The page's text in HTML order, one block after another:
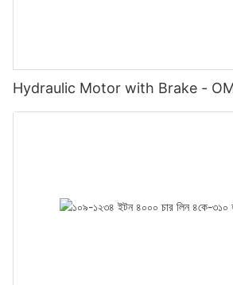
Hydraulic Motor with Brake -